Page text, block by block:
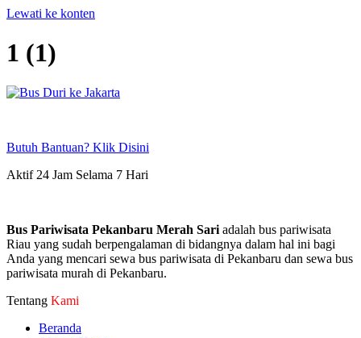
Lewati ke konten
1 (1)
Butuh Bantuan? Klik Disini
Aktif 24 Jam Selama 7 Hari
Bus Pariwisata Pekanbaru Merah Sari adalah bus pariwisata
Riau yang sudah berpengalaman di bidangnya dalam hal ini bagi
Anda yang mencari sewa bus pariwisata di Pekanbaru dan sewa bus
pariwisata murah di Pekanbaru.
Tentang Kami
Beranda